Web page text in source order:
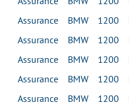
Assurance BMW 1200
Assurance BMW 1200
Assurance BMW 1200
Assurance BMW 1200 K
Assurance BMW 1200 K